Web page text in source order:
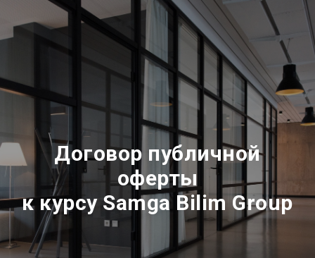
Договор публичной
оферты
к курсу Samga Bilim Group